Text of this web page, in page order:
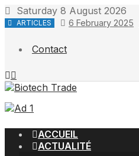
Skip
to
Saturday 8 August 2026
ARTICLES 6 February 2025
Contact
ACCUEIL
ACTUALITÉ